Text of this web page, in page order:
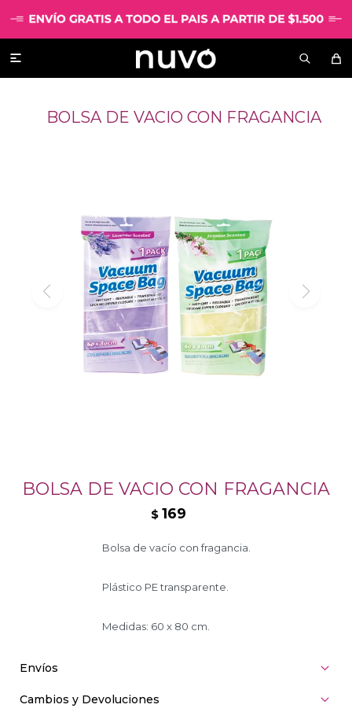

BOLSA DE VACIO CON FRAGANCIA
BOLSA DE VACIO CON FRAGANCIA
$ 169
Bolsa de vacío con fragancia.
Plástico PE transparente.
Medidas: 60 x 80 cm.
Envíos
Cambios y Devoluciones